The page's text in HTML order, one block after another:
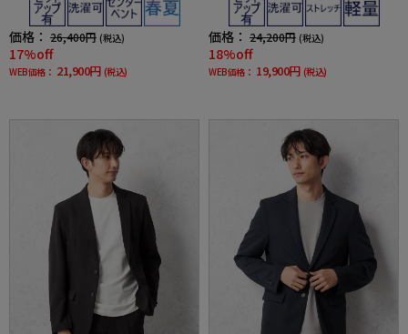
価格： 26,400円 (税込)
17%off
WEB価格： 21,900円 (税込)
アネイビー無地春夏
価格： 24,200円 (税込)
18%off
WEB価格： 19,900円 (税込)